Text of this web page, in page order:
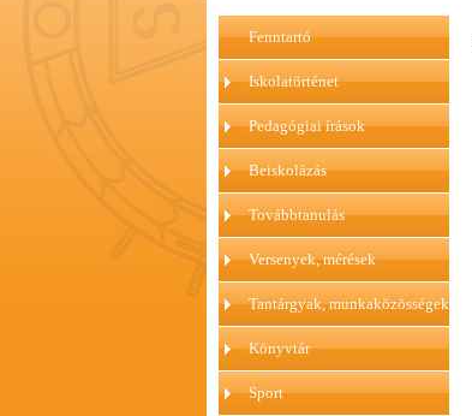
Fenntartó
Iskolatörténet
Pedagógiai írások
Beiskolázás
Továbbtanulás
Versenyek, mérések
Tantárgyak, munkaközösségek
Könyvtár
Sport